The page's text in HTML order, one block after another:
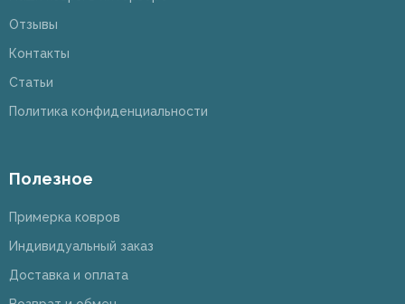
Отзывы
Контакты
Статьи
Политика конфиденциальности
Полезное
Примерка ковров
Индивидуальный заказ
Доставка и оплата